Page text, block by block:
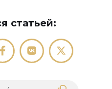
статьей: